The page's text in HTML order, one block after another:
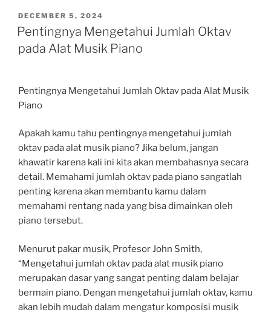
POSTED
ON
DECEMBER 5, 2024
Pentingnya Mengetahui Jumlah Oktav
pada Alat Musik Piano
Pentingnya Mengetahui Jumlah Oktav pada Alat Musik
Piano
Apakah kamu tahu pentingnya mengetahui jumlah
oktav pada alat musik piano? Jika belum, jangan
khawatir karena kali ini kita akan membahasnya secara
detail. Memahami jumlah oktav pada piano sangatlah
penting karena akan membantu kamu dalam
memahami rentang nada yang bisa dimainkan oleh
piano tersebut.
Menurut pakar musik, Profesor John Smith,
“Mengetahui jumlah oktav pada alat musik piano
merupakan dasar yang sangat penting dalam belajar
bermain piano. Dengan mengetahui jumlah oktav, kamu
akan lebih mudah dalam mengatur komposisi musik